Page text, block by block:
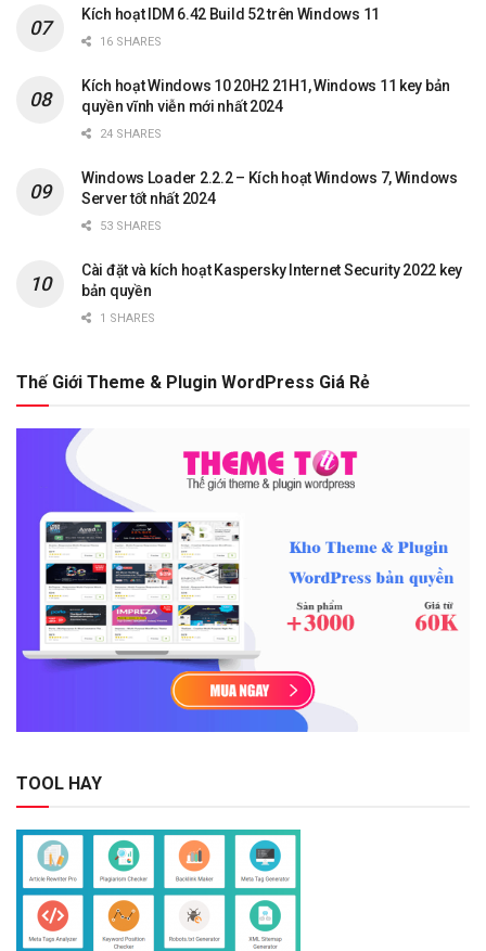
Kích hoạt IDM 6.42 Build 52 trên Windows 11
16 SHARES
Kích hoạt Windows 10 20H2 21H1, Windows 11 key bản
quyền vĩnh viễn mới nhất 2024
24 SHARES
Windows Loader 2.2.2 – Kích hoạt Windows 7, Windows
Server tốt nhất 2024
53 SHARES
Cài đặt và kích hoạt Kaspersky Internet Security 2022 key
bản quyền
1 SHARES
Thế Giới Theme & Plugin WordPress Giá Rẻ
TOOL HAY